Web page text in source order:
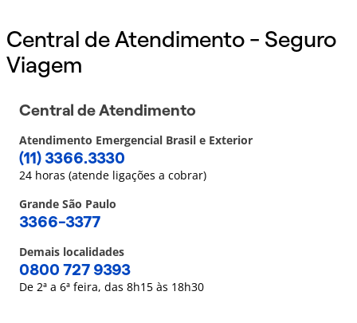
Central de Atendimento - Seguro
Viagem
Central de Atendimento
Atendimento Emergencial Brasil e Exterior
(11) 3366.3330
24 horas (atende ligações a cobrar)
Grande São Paulo
3366-3377
Demais localidades
0800 727 9393
De 2ª a 6ª feira, das 8h15 às 18h30